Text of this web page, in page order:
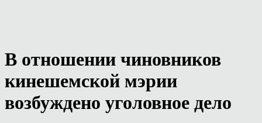
В отношении чиновников
кинешемской мэрии
возбуждено уголовное дело